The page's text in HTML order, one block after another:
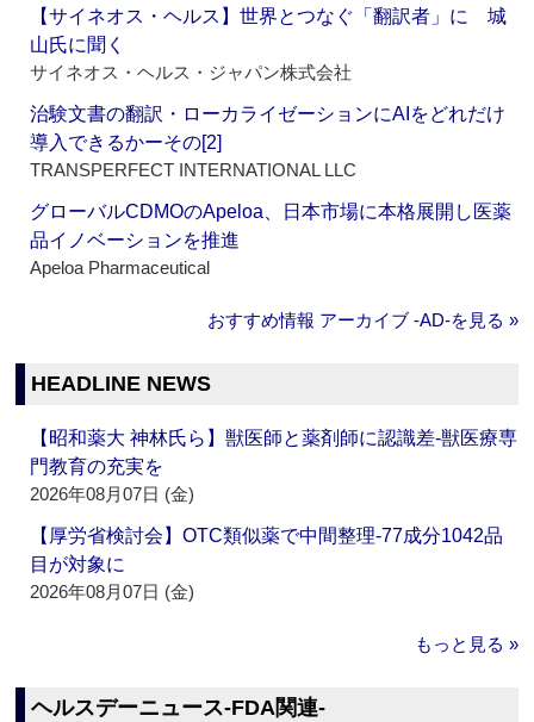
【サイネオス・ヘルス】世界とつなぐ「翻訳者」に 城
山氏に聞く
サイネオス・ヘルス・ジャパン株式会社
治験文書の翻訳・ローカライゼーションにAIをどれだけ
導入できるかーその[2]
TRANSPERFECT INTERNATIONAL LLC
グローバルCDMOのApeloa、日本市場に本格展開し医薬
品イノベーションを推進
Apeloa Pharmaceutical
おすすめ情報 アーカイブ ‐AD‐を見る »
HEADLINE NEWS
【昭和薬大 神林氏ら】獣医師と薬剤師に認識差‐獣医療専
門教育の充実を
2026年08月07日 (金)
【厚労省検討会】OTC類似薬で中間整理‐77成分1042品
目が対象に
2026年08月07日 (金)
もっと見る »
ヘルスデーニュース‐FDA関連‐